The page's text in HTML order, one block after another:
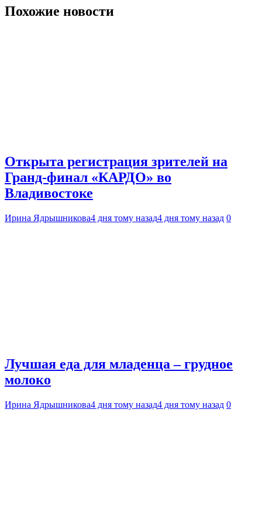
Похожие новости
Открыта регистрация зрителей на
Гранд-финал «КАРДО» во
Владивостоке
Ирина Ядрышникова4 дня тому назад4 дня тому назад 0
Лучшая еда для младенца – грудное
молоко
Ирина Ядрышникова4 дня тому назад4 дня тому назад 0